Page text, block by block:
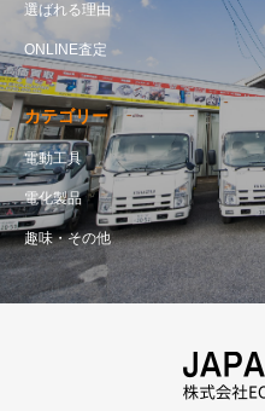
選ばれる理由
ONLINE査定
カテゴリー
電動工具
電化製品
趣味・その他